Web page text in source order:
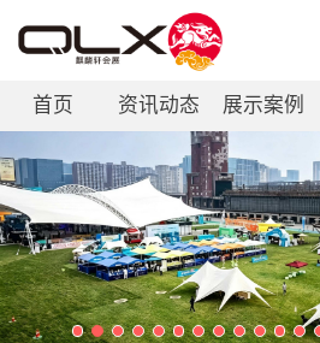
首页 资讯动态 展示案例
联系我们